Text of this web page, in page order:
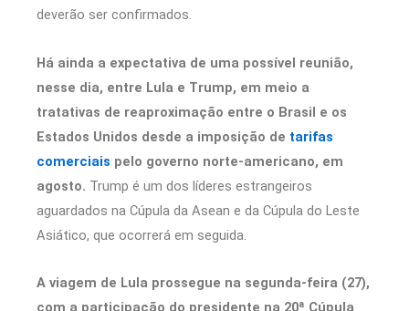
deverão ser confirmados.
Há ainda a expectativa de uma possível reunião,
nesse dia, entre Lula e Trump, em meio a
tratativas de reaproximação entre o Brasil e os
Estados Unidos desde a imposição de tarifas
comerciais pelo governo norte-americano, em
agosto. Trump é um dos líderes estrangeiros
aguardados na Cúpula da Asean e da Cúpula do Leste
Asiático, que ocorrerá em seguida.
A viagem de Lula prossegue na segunda-feira (27),
com a participação do presidente na 20ª Cúpula